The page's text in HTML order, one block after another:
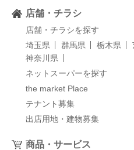
店舗・チラシ
店舗・チラシを探す
埼玉県
群馬県 栃木県
神奈川県
ネットスーパーを探す
the market Place
テナント募集
出店用地・建物募集
商品・サービス